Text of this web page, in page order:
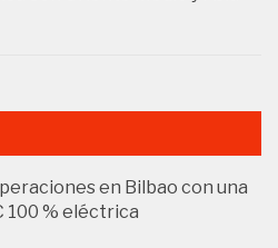
en Bilbao con una
100 % eléctrica